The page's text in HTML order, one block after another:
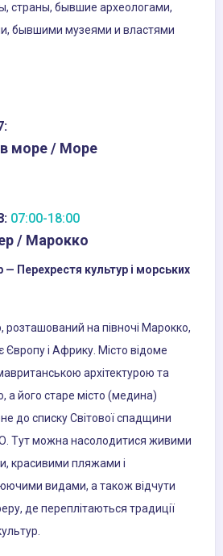
страны, бывшие археологами,
бывшими музеями и властями
море / Море
07:00-18:00
/ Марокко
— Перехрестя культур і морських
розташований на півночі Марокко,
Європу і Африку. Місто відоме
архітектурою та
а його старе місто (медина)
до списку Світової спадщини
Тут можна насолодитися живими
красивими пляжами і
видами, а також відчути
де переплітаються традиції